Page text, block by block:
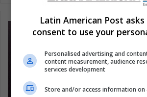
Latin American Post
consent to use your
Personalised advertising and
content measurement, audience
services development
Store and/or access information on